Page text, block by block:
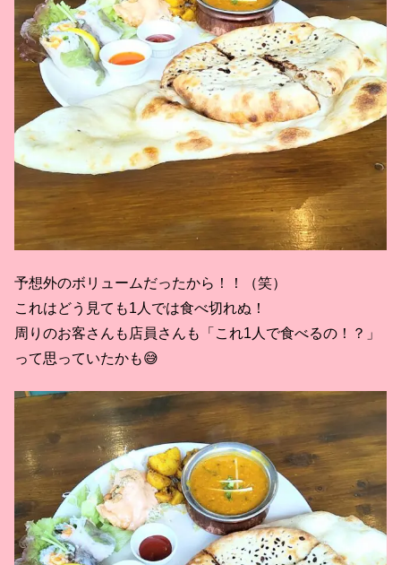
予想外のボリュームだったから！！（笑）
これはどう見ても1人では食べ切れぬ！
周りのお客さんも店員さんも「これ1人で食べるの！？」
って思っていたかも😅